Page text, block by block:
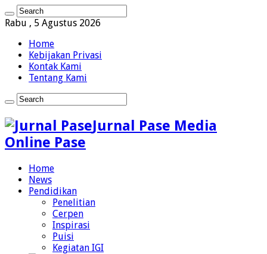
Rabu , 5 Agustus 2026
Home
Kebijakan Privasi
Kontak Kami
Tentang Kami
Jurnal Pase Media
Online Pase
Home
News
Pendidikan
Penelitian
Cerpen
Inspirasi
Puisi
Kegiatan IGI